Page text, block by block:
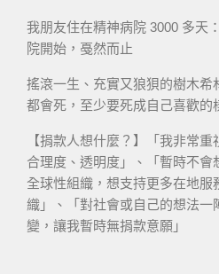
我朋友住在精神病院 3000 多天
院開始，戞然而止
搖滾一生、充實又狼狽的樹木希
都會死，至少要死成自己喜歡的
【捐款人想什麼？】「我非常重
合理度、透明度」、「暫時不會
全球性組織，想支持更多在地服
織」、「對社會或自己的想法一
變，讓我暫時無捐款意願」